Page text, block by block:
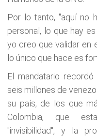
Por lo tanto, "aquí no
personal, lo que hay
yo creo que validar en
lo único que hace es
El mandatario
seis millones de
su país, de los que
Colombia, que
"invisibilidad", y la